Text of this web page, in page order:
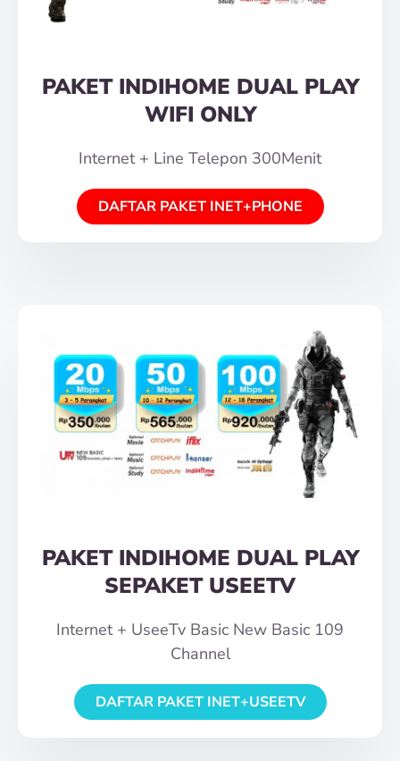
PAKET INDIHOME DUAL PLAY
WIFI ONLY
Internet + Line Telepon 300Menit
DAFTAR PAKET INET+PHONE
PAKET INDIHOME DUAL PLAY
SEPAKET USEETV
Internet + UseeTv Basic New Basic 109
Channel
DAFTAR PAKET INET+USEETV